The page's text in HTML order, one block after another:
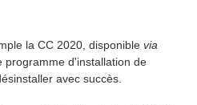
la CC 2020, disponible via
programme d'installation de
avec succès.